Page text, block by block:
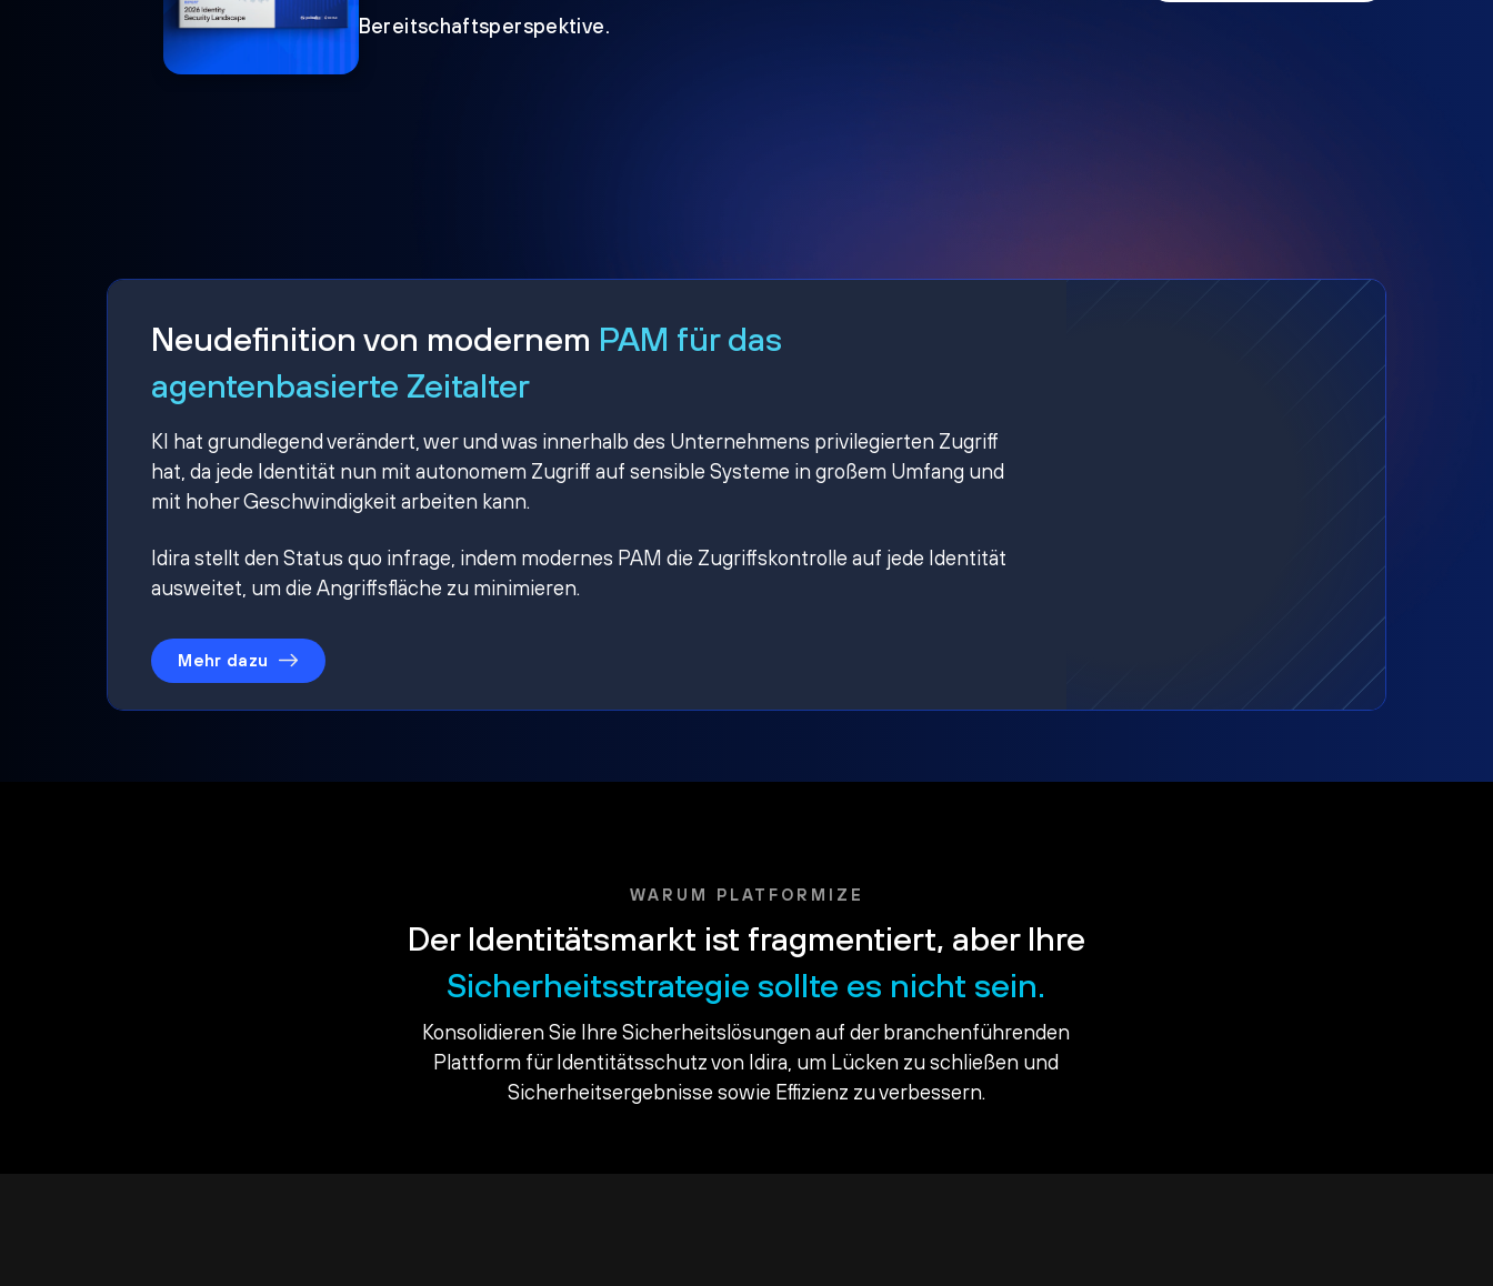
Bereitschaftsperspektive.
Neudefinition von modernem PAM für das
agentenbasierte Zeitalter
KI hat grundlegend verändert, wer und was innerhalb des Unternehmens privilegierten Zugriff
hat, da jede Identität nun mit autonomem Zugriff auf sensible Systeme in großem Umfang und
mit hoher Geschwindigkeit arbeiten kann.
Idira stellt den Status quo infrage, indem modernes PAM die Zugriffskontrolle auf jede Identität
ausweitet, um die Angriffsfläche zu minimieren.
Mehr dazu
WARUM PLATFORMIZE
Der Identitätsmarkt ist fragmentiert, aber Ihre
Sicherheitsstrategie sollte es nicht sein.
Konsolidieren Sie Ihre Sicherheitslösungen auf der branchenführenden
Plattform für Identitätsschutz von Idira, um Lücken zu schließen und
Sicherheitsergebnisse sowie Effizienz zu verbessern.